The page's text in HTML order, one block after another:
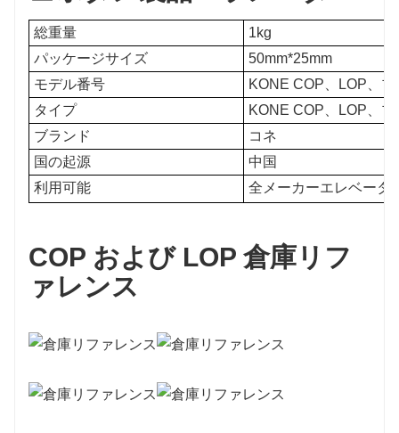
総重量
1kg
パッケージサイズ
50mm*25mm
モデル番号
KONE COP、LOP、
タイプ
KONE COP、LOP、
ブランド
コネ
国の起源
中国
利用可能
全メーカーエレベータ
COP および LOP 倉庫リフ
ァレンス